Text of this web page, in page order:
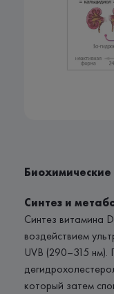
Синтез и
Синтез витамина
воздействием
UVB (290–315
который затем